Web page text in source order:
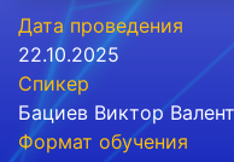
Дата проведения
22.10.2025
Спикер
Бациев Виктор
Формат обучения